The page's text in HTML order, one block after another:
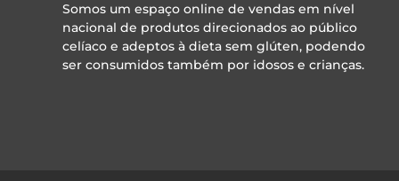
Somos um espaço online de vendas em nível
nacional de produtos direcionados ao público
celíaco e adeptos à dieta sem glúten, podendo
ser consumidos também por idosos e crianças.